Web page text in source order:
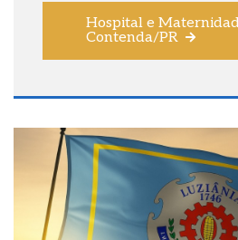
Hospital e
Contenda/PR